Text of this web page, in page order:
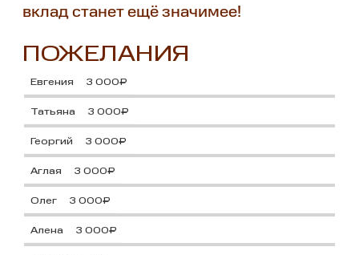
вклад станет ещё значимее!
ПОЖЕЛАНИЯ
Евгения 3 000₽
Татьяна 3 000₽
Георгий 3 000₽
Аглая 3 000₽
Олег 3 000₽
Алена 3 000₽